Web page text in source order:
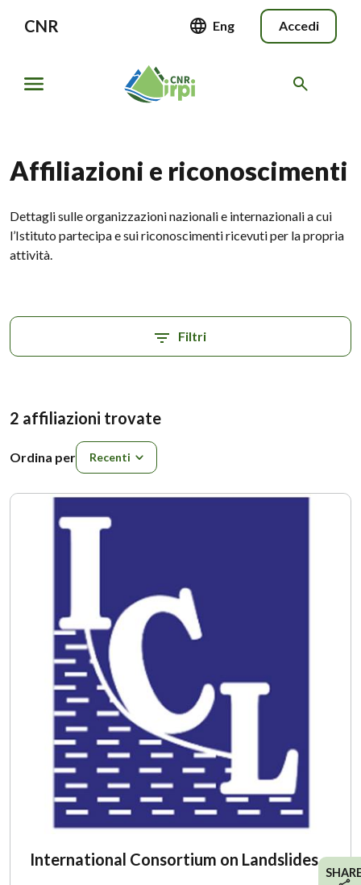
CNR Eng Accedi
Affiliazioni e riconoscimenti
Dettagli sulle organizzazioni nazionali e internazionali a cui
l’Istituto partecipa e sui riconoscimenti ricevuti per la propria
attività.
Filtri
2 affiliazioni trovate
Ordina perOrdina per
International Consortium on Landslides